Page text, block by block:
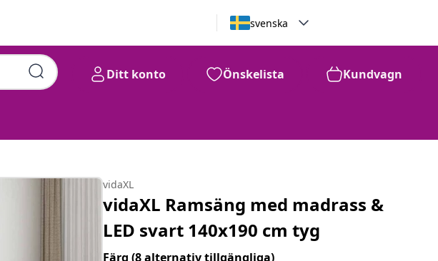
svenska
Ditt konto Önskelista Kundvagn
vidaXL
vidaXL Ramsäng med madrass &
LED svart 140x190 cm tyg
Färg(8 alternativ tillgängliga)